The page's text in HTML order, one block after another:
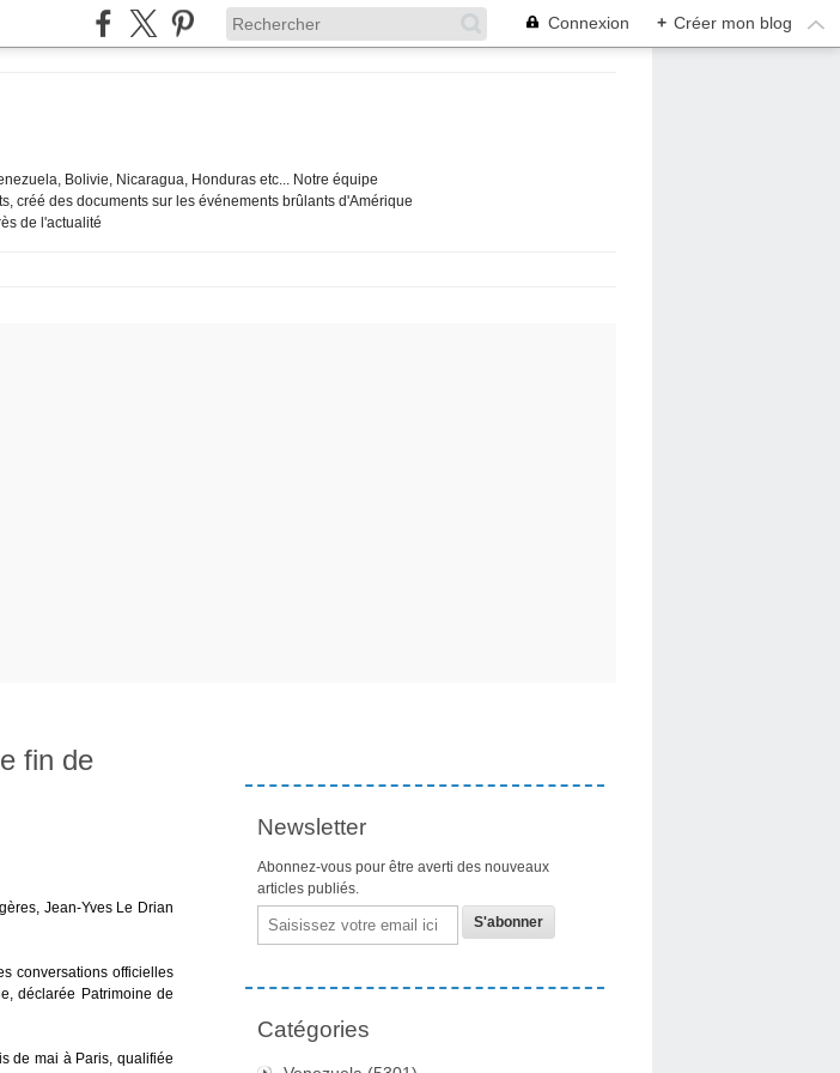
Connexion + Créer mon blog
Bolivie, Nicaragua, Honduras etc... Notre équipe
créé des documents sur les événements brûlants d'Amérique
de l'actualité
fin de
Jean-Yves Le Drian
conversations officielles
déclarée Patrimoine de
de mai à Paris, qualifiée
Newsletter
Abonnez-vous pour être averti des nouveaux
articles publiés.
Email
Catégories